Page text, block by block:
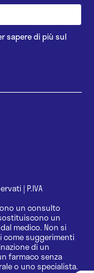
sapere di più sul
| P.IVA
un consulto
un
medico. Non si
come suggerimenti
di un
farmaco senza
o uno specialista.